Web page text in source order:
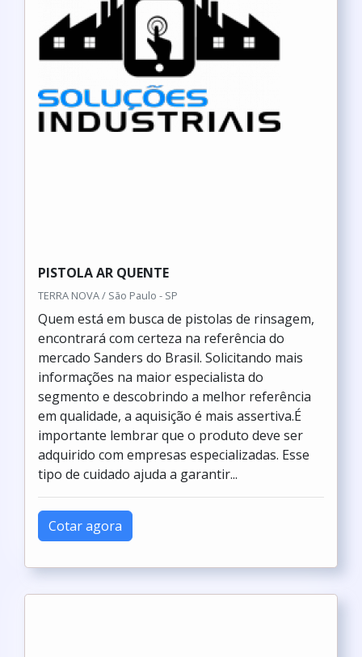
PISTOLA AR QUENTE
TERRA NOVA / São Paulo - SP
Quem está em busca de pistolas de rinsagem,
encontrará com certeza na referência do
mercado Sanders do Brasil. Solicitando mais
informações na maior especialista do
segmento e descobrindo a melhor referência
em qualidade, a aquisição é mais assertiva.É
importante lembrar que o produto deve ser
adquirido com empresas especializadas. Esse
tipo de cuidado ajuda a garantir...
Cotar agora